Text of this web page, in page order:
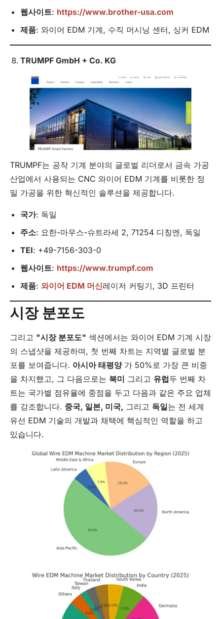
웹사이트: https://www.brother-usa.com
제품: 와이어 EDM 기계, 수직 머시닝 센터, 싱커 EDM
TRUMPF GmbH + Co. KG
TRUMPF는 공작 기계 분야의 글로벌 리더로서 금속 가공
산업에서 사용되는 CNC 와이어 EDM 기계를 비롯한 정
밀 가공을 위한 혁신적인 솔루션을 제공합니다.
국가: 독일
주소: 요한-마우스-슈트라세 2, 71254 디칭엔, 독일
TEI: +49-7156-303-0
웹사이트: https://www.trumpf.com
제품: 와이어 EDM 머신레이저 커팅기, 3D 프린터
시장 분포도
그리고 "시장 분포도" 섹션에서는 와이어 EDM 기계 시장
의 스냅샷을 제공하며, 첫 번째 차트는 지역별 글로벌 분
포를 보여줍니다. 아시아 태평양가 50%로 가장 큰 비중
을 차지했고, 그 다음으로는 북미 그리고 유럽두 번째 차
트는 국가별 점유율에 중점을 두고 다음과 같은 주요 업체
를 강조합니다. 중국, 일본, 미국, 그리고 독일는 전 세계
유선 EDM 기술의 개발과 채택에 핵심적인 역할을 하고
있습니다.